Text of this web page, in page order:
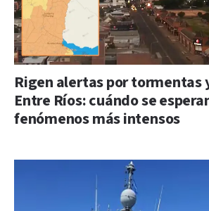
Rigen alertas por tormentas
Entre Ríos: cuándo se
fenómenos más intensos